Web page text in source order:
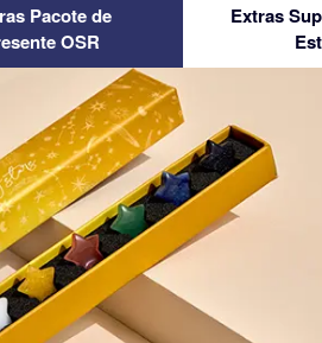
Pacote de
OSR
Extras